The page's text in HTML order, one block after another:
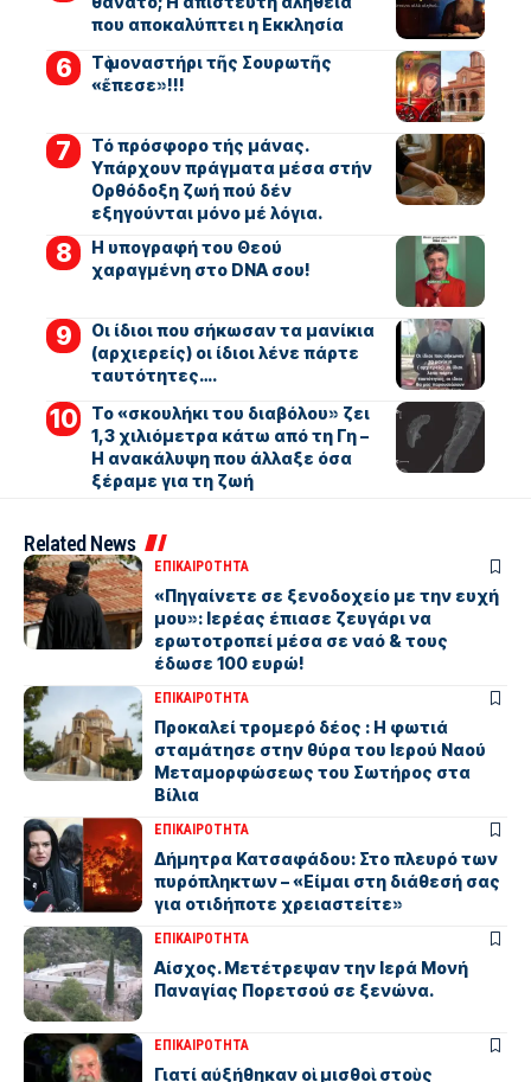
που αποκαλύπτει η Εκκλησία
Τὸ μοναστήρι τῆς Σουρωτῆς
«ἔπεσε»!!!
Τό πρόσφορο τής μάνας.
Υπάρχουν πράγματα μέσα στήν
Ορθόδοξη ζωή πού δέν
εξηγούνται μόνο μέ λόγια.
Η υπογραφή του Θεού
χαραγμένη στο DNA σου!
Οι ίδιοι που σήκωσαν τα μανίκια
(αρχιερείς) οι ίδιοι λένε πάρτε
ταυτότητες….
Το «σκουλήκι του διαβόλου» ζει
1,3 χιλιόμετρα κάτω από τη Γη –
Η ανακάλυψη που άλλαξε όσα
ξέραμε για τη ζωή
Related News
ΕΠΙΚΑΙΡΟΤΗΤΑ
«Πηγαίνετε σε ξενοδοχείο με την ευχή
μου»: Ιερέας έπιασε ζευγάρι να
ερωτοτροπεί μέσα σε ναό & τους
έδωσε 100 ευρώ!
ΕΠΙΚΑΙΡΟΤΗΤΑ
Προκαλεί τρομερό δέος : Η φωτιά
σταμάτησε στην θύρα του Ιερού Ναού
Μεταμορφώσεως του Σωτήρος στα
Βίλια
ΕΠΙΚΑΙΡΟΤΗΤΑ
Δήμητρα Κατσαφάδου: Στο πλευρό των
πυρόπληκτων – «Είμαι στη διάθεσή σας
για οτιδήποτε χρειαστείτε»
ΕΠΙΚΑΙΡΟΤΗΤΑ
Αίσχος. Μετέτρεψαν την Ιερά Μονή
Παναγίας Πορετσού σε ξενώνα.
ΕΠΙΚΑΙΡΟΤΗΤΑ
Γιατί αὐξήθηκαν οἱ μισθοὶ στοὺς